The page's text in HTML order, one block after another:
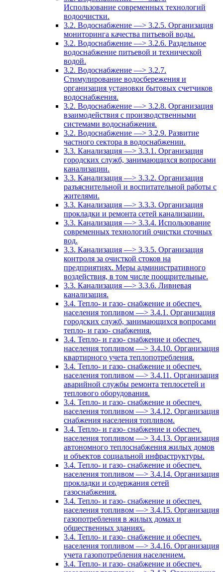
Использование современных технологий
водоочистки.
3.2. Водоснабжение —> 3.2.5. Организация
мониторинга качества питьевой воды.
3.2. Водоснабжение —> 3.2.6. Раздельное
водоснабжение питьевой и технической
водой.
3.2. Водоснабжение —> 3.2.7.
Стимулирование водосбережения и
организация установки бытовых счетчиков
водоснабжения.
3.2. Водоснабжение —> 3.2.8. Организация
взаимодействия с производственными
системами водоснабжения.
3.2. Водоснабжение —> 3.2.9. Развитие
частного сектора в водоснабжении.
3.3. Канализация —> 3.3.1. Организация
городских служб, занимающихся вопросами
канализации.
3.3. Канализация —> 3.3.2. Организация
разъяснительной и воспитательной работы с
жителями.
3.3. Канализация —> 3.3.3. Организация
прокладки и ремонта сетей канализации.
3.3. Канализация —> 3.3.4. Использование
современных технологий очистки сточных
вод.
3.3. Канализация —> 3.3.5. Организация
контроля за очисткой стоков на
предприятиях. Меры административного
воздействия, в том числе поощрительные.
3.3. Канализация —> 3.3.6. Ливневая
канализация.
3.4. Тепло- и газо- снабжение и обеспеч.
населения топливом —> 3.4.1. Организация
городских служб, занимающихся вопросами
тепло- и газо- снабжения.
3.4. Тепло- и газо- снабжение и обеспеч.
населения топливом —> 3.4.10. Организация
квартирного учета теплопотребления.
3.4. Тепло- и газо- снабжение и обеспеч.
населения топливом —> 3.4.11. Организация
аварийной службы ремонта теплосетей и
теплового оборудования.
3.4. Тепло- и газо- снабжение и обеспеч.
населения топливом —> 3.4.12. Организация
снабжения населения топливом.
3.4. Тепло- и газо- снабжение и обеспеч.
населения топливом —> 3.4.13. Организация
автономного теплоснабжения жилых домов
и объектов социальной инфраструктуры.
3.4. Тепло- и газо- снабжение и обеспеч.
населения топливом —> 3.4.14. Организация
прокладки и содержания сетей
газоснабжения.
3.4. Тепло- и газо- снабжение и обеспеч.
населения топливом —> 3.4.15. Организация
газопотребления в жилых домах и
общественных зданиях.
3.4. Тепло- и газо- снабжение и обеспеч.
населения топливом —> 3.4.16. Организация
учета газопотребления населением.
3.4. Тепло- и газо- снабжение и обеспеч.